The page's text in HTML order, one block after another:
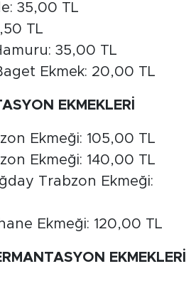
35,00 TL
TL
35,00 TL
Ekmek: 20,00 TL
EKMEKLERİ
Ekmeği: 105,00 TL
Ekmeği: 140,00 TL
Trabzon Ekmeği:
Ekmeği: 120,00 TL
EKMEKLERİ